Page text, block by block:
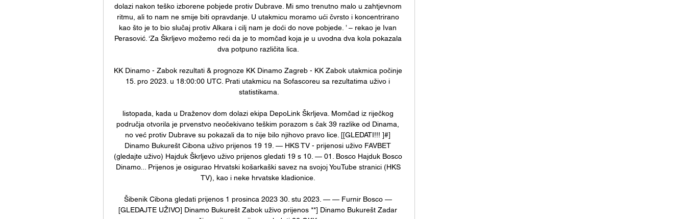
dolazi nakon teško izborene pobjede protiv Dubrave. Mi smo trenutno malo u zahtjevnom
ritmu, ali to nam ne smije biti opravdanje. U utakmicu moramo ući čvrsto i koncentrirano
kao što je to bio slučaj protiv Alkara i cilj nam je doći do nove pobjede. ’ – rekao je Ivan
Perasović. ‘Za Škrljevo možemo reći da je to momčad koja je u uvodna dva kola pokazala
dva potpuno različita lica.
KK Dinamo - Zabok rezultati & prognoze KK Dinamo Zagreb - KK Zabok utakmica počinje
15. pro 2023. u 18:00:00 UTC. Prati utakmicu na Sofascoreu sa rezultatima uživo i
statistikama.
listopada, kada u Draženov dom dolazi ekipa DepoLink Škrljeva. Momčad iz riječkog
područja otvorila je prvenstvo neočekivano teškim porazom s čak 39 razlike od Dinama,
no već protiv Dubrave su pokazali da to nije bilo njihovo pravo lice. [[GLEDATI!!! ]#]
Dinamo Bukurešt Cibona uživo prijenos 19 19. — HKS TV - prijenosi uživo FAVBET
(gledajte uživo) Hajduk Škrljevo uživo prijenos gledati 19 s 10. — 01. Bosco Hajduk Bosco
Dinamo... Prijenos je osigurao Hrvatski košarkaški savez na svojoj YouTube stranici (HKS
TV), kao i neke hrvatske kladionice.
Šibenik Cibona gledati prijenos 1 prosinca 2023 30. stu 2023. — — Furnir Bosco —
[GLEDAJTE UŽIVO] Dinamo Bukurešt Zabok uživo prijenos **] Dinamo Bukurešt Zadar